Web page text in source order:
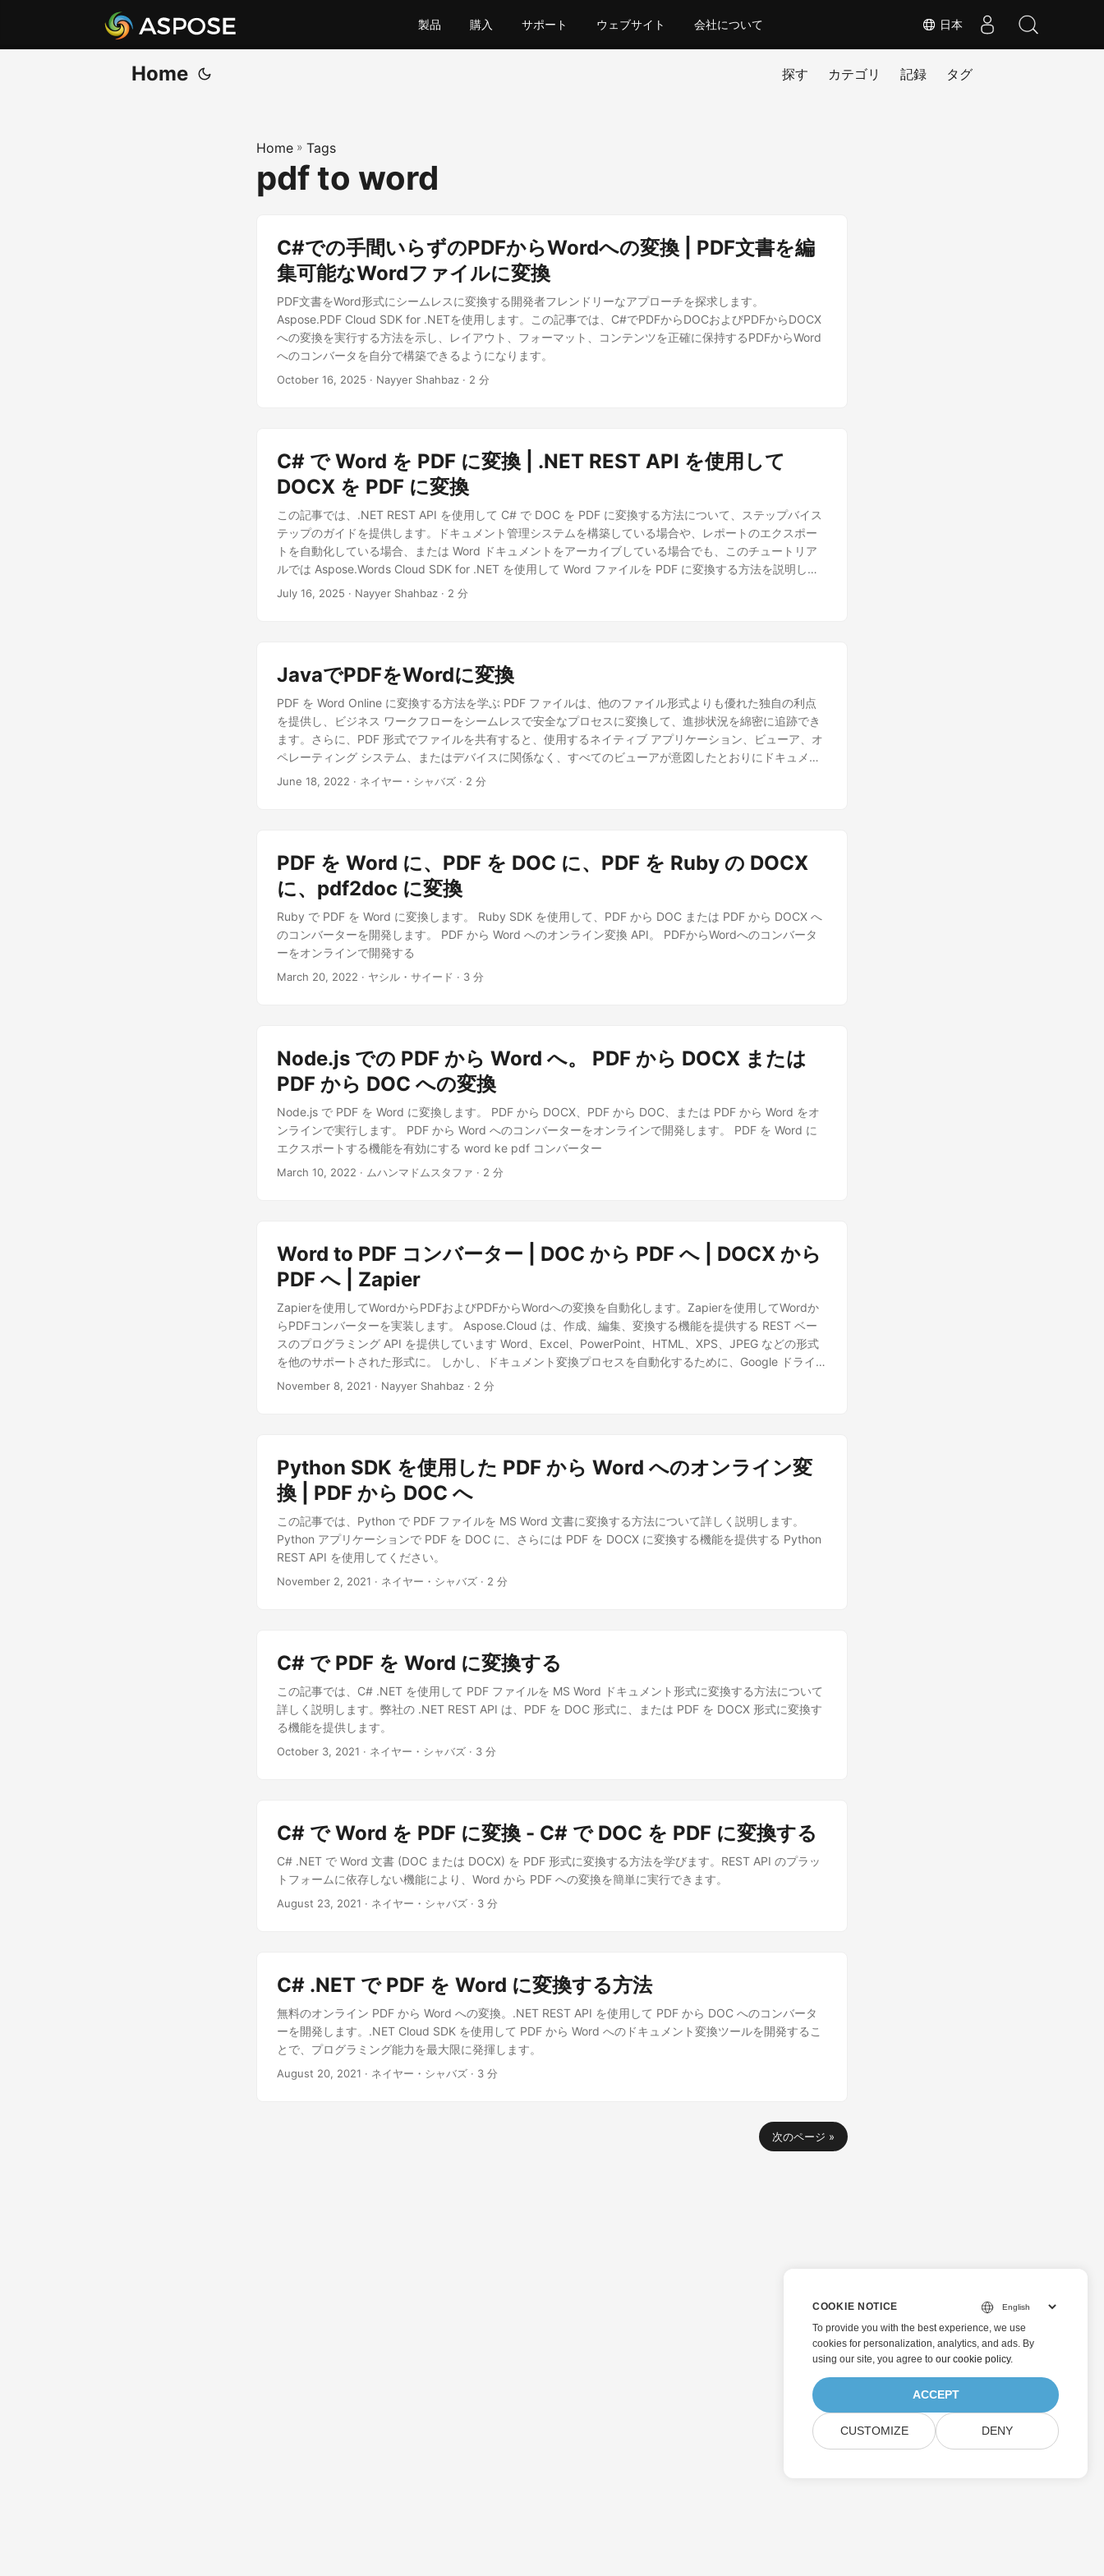
日本
製品 購入 サポート ウェブサイト 会社について
Home 探す カテゴリ 記録 タグ
Home » Tags
pdf to word
C#での手間いらずのPDFからWordへの変換 | PDF文書を編
集可能なWordファイルに変換
PDF文書をWord形式にシームレスに変換する開発者フレンドリーなアプローチを探求します。
Aspose.PDF Cloud SDK for .NETを使用します。この記事では、C#でPDFからDOCおよびPDFからDOCX
への変換を実行する方法を示し、レイアウト、フォーマット、コンテンツを正確に保持するPDFからWord
へのコンバータを自分で構築できるようになります。
October 16, 2025 · Nayyer Shahbaz · 2 分
C# で Word を PDF に変換 | .NET REST API を使用して
DOCX を PDF に変換
この記事では、.NET REST API を使用して C# で DOC を PDF に変換する方法について、ステップバイス
テップのガイドを提供します。ドキュメント管理システムを構築している場合や、レポートのエクスポー
トを自動化している場合、または Word ドキュメントをアーカイブしている場合でも、このチュートリア
ルでは Aspose.Words Cloud SDK for .NET を使用して Word ファイルを PDF に変換する方法を説明しま
す。
July 16, 2025 · Nayyer Shahbaz · 2 分
JavaでPDFをWordに変換
PDF を Word Online に変換する方法を学ぶ PDF ファイルは、他のファイル形式よりも優れた独自の利点
を提供し、ビジネス ワークフローをシームレスで安全なプロセスに変換して、進捗状況を綿密に追跡でき
ます。さらに、PDF 形式でファイルを共有すると、使用するネイティブ アプリケーション、ビューア、オ
ペレーティング システム、またはデバイスに関係なく、すべてのビューアが意図したとおりにドキュメン
トを表示できます。ただし、これらの機能を提供するのは専用のソフトウェアだけであるため、PDF の編
の pom.xml に次の詳細を追加してください。aspose-cloud
Aspose Cloud Repository
https://repository.aspose.cloud/repo/
アカウントを作成し、クラウド ダッシュボード でクライアント ID とクライアント シークレットを検索/作
成する必要があります。 JavaでPDFをWordに変換 PDF を DOC 形式に変換するには、以下の手順に従っ
てください。
June 18, 2022 · ネイヤー・シャバズ · 2 分
PDF を Word に、PDF を DOC に、PDF を Ruby の DOCX
に、pdf2doc に変換
Ruby で PDF を Word に変換します。 Ruby SDK を使用して、PDF から DOC または PDF から DOCX へ
のコンバーターを開発します。 PDF から Word へのオンライン変換 API。 PDFからWordへのコンバータ
ーをオンラインで開発する
March 20, 2022 · ヤシル・サイード · 3 分
Node.js での PDF から Word へ。 PDF から DOCX または
PDF から DOC への変換
Node.js で PDF を Word に変換します。 PDF から DOCX、PDF から DOC、または PDF から Word をオ
ンラインで実行します。 PDF から Word へのコンバーターをオンラインで開発します。 PDF を Word に
エクスポートする機能を有効にする word ke pdf コンバーター
March 10, 2022 · ムハンマドムスタファ · 2 分
Word to PDF コンバーター | DOC から PDF へ | DOCX から
PDF へ | Zapier
Zapierを使用してWordからPDFおよびPDFからWordへの変換を自動化します。Zapierを使用してWordか
らPDFコンバーターを実装します。 Aspose.Cloud は、作成、編集、変換する機能を提供する REST ベー
スのプログラミング API を提供しています Word、Excel、PowerPoint、HTML、XPS、JPEG などの形式
を他のサポートされた形式に。 しかし、ドキュメント変換プロセスを自動化するために、Google ドライブ
や Dropbox からドキュメントリポジトリを当社のファイル処理サービスに接続し、日常業務を簡単に自動
します。したがって、最初のステップは、Aspose.Cloud dashboard に無料のサブスクリプションアカウ
ントを作成することです。サブスクリプションは無料であり、このプロセス全体を通じて、クレジットカ
ードや支払いの詳細を提供する必要はありません。ですので、GitHub または Google アカウントをお持ち
の場合は、単にサインアップするか、新しいアカウントを作成するボタンをクリックして、必要な詳細を
提供してください。アカウント設定プロセスを完了するには、以下の指示に従ってください。 ダッシュボ
ードにログインし、左メニューからアプリケーションオプションをクリックします。 新しいアプリケーシ
ョンを作成ボタンをクリックしてください デフォルトストレージセクションまでスクロールダウンし、プ
クリックしてください アプリケーションの詳細セクションで、アプリケーション名(例：First Application)
を入力し、説明(任意)を提供してください。 今、Select Default storage ドロップダウンから Default
Storage (create above) オプションを選択します。 保存ボタンをクリックしてください 今左側のメニュー
からファイルオプションをクリックします。ストレージのドロップダウンから、前のステップで作成した
ストレージを選択します。 画像 1:- Aspose.Cloud ダッシュボード プレビュー Google Drive アカウント
す。すでにアカウントをお持ちの場合は、ログインするか、新しいアカウントを作成してください。左側
November 8, 2021 · Nayyer Shahbaz · 2 分
Python SDK を使用した PDF から Word へのオンライン変
換 | PDF から DOC へ
この記事では、Python で PDF ファイルを MS Word 文書に変換する方法について詳しく説明します。
Python アプリケーションで PDF を DOC に、さらには PDF を DOCX に変換する機能を提供する Python
REST API を使用してください。
November 2, 2021 · ネイヤー・シャバズ · 2 分
C# で PDF を Word に変換する
この記事では、C# .NET を使用して PDF ファイルを MS Word ドキュメント形式に変換する方法について
詳しく説明します。弊社の .NET REST API は、PDF を DOC 形式に、または PDF を DOCX 形式に変換す
る機能を提供します。
October 3, 2021 · ネイヤー・シャバズ · 3 分
C# で Word を PDF に変換 - C# で DOC を PDF に変換する
C# .NET で Word 文書 (DOC または DOCX) を PDF 形式に変換する方法を学びます。REST API のプラッ
トフォームに依存しない機能により、Word から PDF への変換を簡単に実行できます。
August 23, 2021 · ネイヤー・シャバズ · 3 分
C# .NET で PDF を Word に変換する方法
無料のオンライン PDF から Word への変換。.NET REST API を使用して PDF から DOC へのコンバータ
ーを開発します。.NET Cloud SDK を使用して PDF から Word へのドキュメント変換ツールを開発するこ
とで、プログラミング能力を最大限に発揮します。
August 20, 2021 · ネイヤー・シャバズ · 3 分
次のページ »
COOKIE NOTICE
To provide you with the best experience, we use
cookies for personalization, analytics, and ads. By
using our site, you agree to our cookie policy.
ACCEPT
CUSTOMIZE DENY